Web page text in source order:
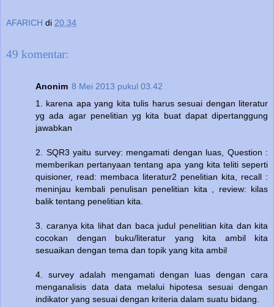
AFARICH di 20.34
49 komentar:
Anonim 8 Mei 2013 pukul 03.42
1. karena apa yang kita tulis harus sesuai dengan literatur
yg ada agar penelitian yg kita buat dapat dipertanggung
jawabkan
2. SQR3 yaitu survey: mengamati dengan luas, Question :
memberikan pertanyaan tentang apa yang kita teliti seperti
quisioner, read: membaca literatur2 penelitian kita, recall :
meninjau kembali penulisan penelitian kita , review: kilas
balik tentang penelitian kita.
3. caranya kita lihat dan baca judul penelitian kita dan kita
cocokan dengan buku/literatur yang kita ambil kita
sesuaikan dengan tema dan topik yang kita ambil
4. survey adalah mengamati dengan luas dengan cara
menganalisis data data melalui hipotesa sesuai dengan
indikator yang sesuai dengan kriteria dalam suatu bidang.